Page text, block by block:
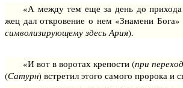
«А между тем еще за день до
жец дал откровение о нем «Знамени Бога»
символизирующему здесь Ария).
«И вот в воротах крепости (при
(Сатурн) встретил этого самого пророка и